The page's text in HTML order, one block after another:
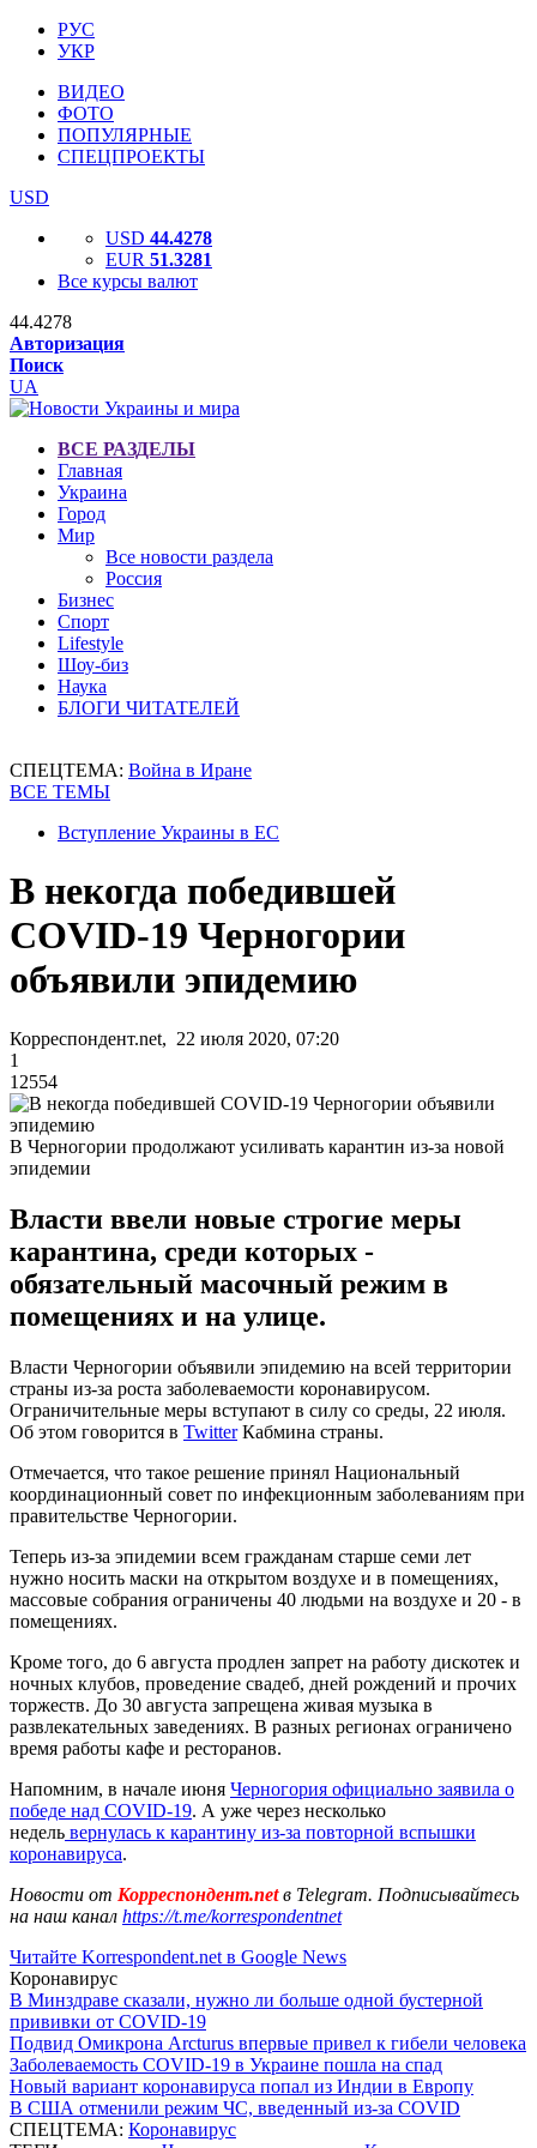
РУС
УКР
ВИДЕО
ФОТО
ПОПУЛЯРНЫЕ
СПЕЦПРОЕКТЫ
USD
USD 44.4278
EUR 51.3281
Все курсы валют
44.4278
Авторизация
Поиск
UA
ВСЕ РАЗДЕЛЫ
Главная
Украина
Город
Мир
Все новости раздела
Россия
Бизнес
Спорт
Lifestyle
Шоу-биз
Наука
БЛОГИ ЧИТАТЕЛЕЙ
СПЕЦТЕМА: Война в Иране
ВСЕ ТЕМЫ
Вступление Украины в ЕС
В некогда победившей
COVID-19 Черногории
объявили эпидемию
Корреспондент.net, 22 июля 2020, 07:20
1
12554
В Черногории продолжают усиливать карантин из-за новой
эпидемии
Власти ввели новые строгие меры
карантина, среди которых -
обязательный масочный режим в
помещениях и на улице.
Власти Черногории объявили эпидемию на всей территории
страны из-за роста заболеваемости коронавирусом.
Ограничительные меры вступают в силу со среды, 22 июля.
Об этом говорится в TwitterКабмина страны.
Отмечается, что такое решение принял Национальный
координационный совет по инфекционным заболеваниям при
правительстве Черногории.
Теперь из-за эпидемии всем гражданам старше семи лет
нужно носить маски на открытом воздухе и в помещениях,
массовые собрания ограничены 40 людьми на воздухе и 20 - в
помещениях.
Кроме того, до 6 августа продлен запрет на работу дискотек и
ночных клубов, проведение свадеб, дней рождений и прочих
торжеств. До 30 августа запрещена живая музыка в
развлекательных заведениях. В разных регионах ограничено
время работы кафе и ресторанов.
Напомним, в начале июня Черногория официально заявила о
победе над COVID-19. А уже через несколько
недель вернулась к карантину из-за повторной вспышки
коронавируса.
Новости от Корреспондент.netв Telegram. Подписывайтесь
на наш канал https://t.me/korrespondentnet
Читайте Korrespondent.net в Google News
Коронавирус
В Минздраве сказали, нужно ли больше одной бустерной
прививки от COVID-19
Подвид Омикрона Arcturus впервые привел к гибели человека
Заболеваемость COVID-19 в Украине пошла на спад
Новый вариант коронавируса попал из Индии в Европу
В США отменили режим ЧС, введенный из-за COVID
СПЕЦТЕМА: Коронавирус